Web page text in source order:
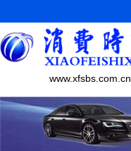
www.xfsbs.com.cn